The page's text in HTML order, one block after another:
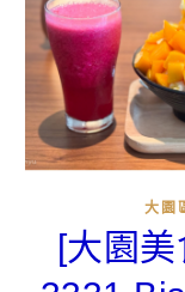
大園
[大園美